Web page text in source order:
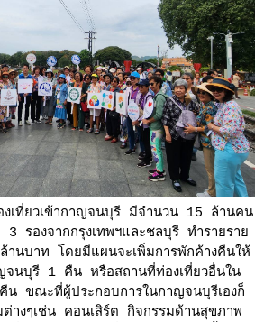
งเที่ยวเข้ากาญจนบุรี มีจำนวน 15 ล้านคน
รองจากกรุงเทพฯและชลบุรี ทำรายรา
นบาท โดยมีแผนจะเพิ่มการพักค้างคืนให้
จนบุรี 1 คืน หรือสถานที่ท่องเที่ยวอื่นใน
ขณะที่ผู้ประกอบการในกาญจนบุรีเองก็
ต่างๆเช่น คอนเสิร์ต กิจกรรมด้านสุขภาพ